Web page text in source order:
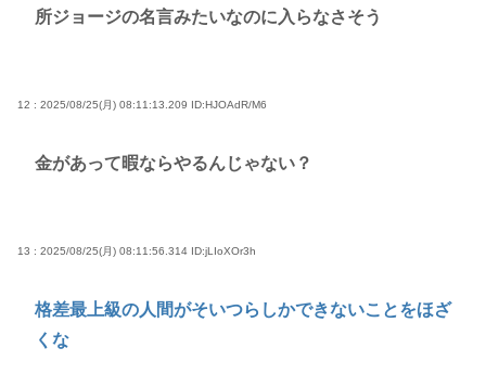
所ジョージの名言みたいなのに入らなさそう
12 : 2025/08/25(月) 08:11:13.209 ID:HJOAdR/M6
金があって暇ならやるんじゃない？
13 : 2025/08/25(月) 08:11:56.314 ID:jLIoXOr3h
格差最上級の人間がそいつらしかできないことをほざ
くな